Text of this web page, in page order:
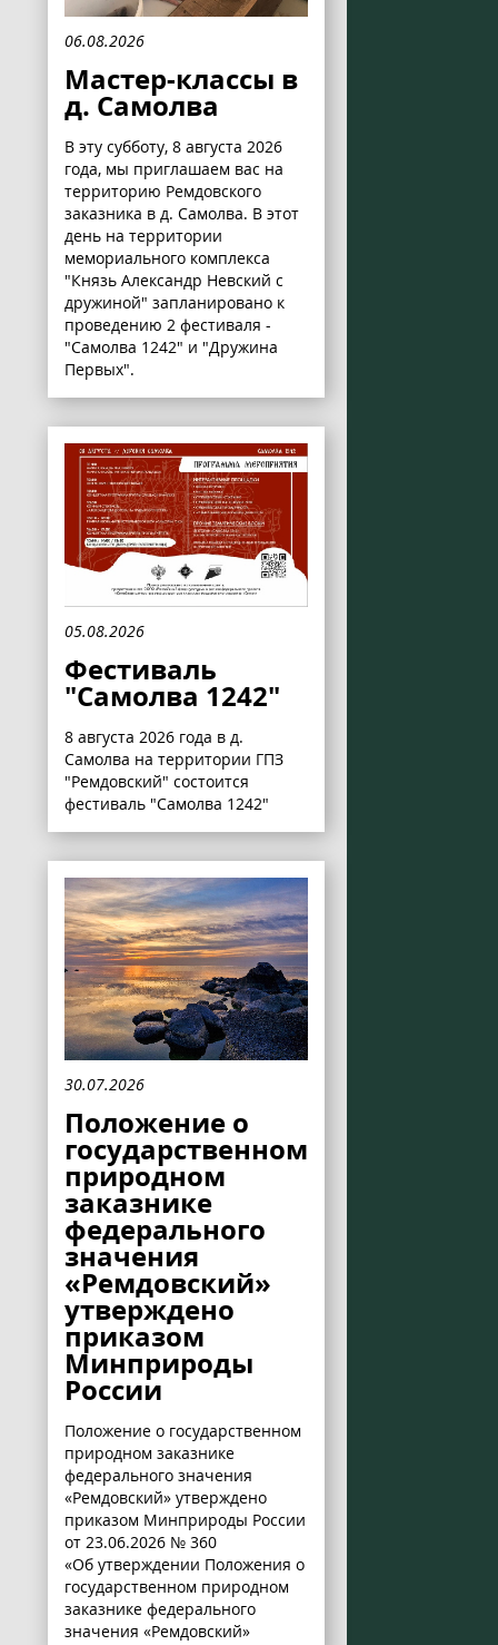
06.08.2026
Мастер-классы в
д. Самолва
В эту субботу, 8 августа 2026
года, мы приглашаем вас на
территорию Ремдовского
заказника в д. Самолва. В этот
день на территории
мемориального комплекса
"Князь Александр Невский с
дружиной" запланировано к
проведению 2 фестиваля -
"Самолва 1242" и "Дружина
Первых".
05.08.2026
Фестиваль
"Самолва 1242"
8 августа 2026 года в д.
Самолва на территории ГПЗ
"Ремдовский" состоится
фестиваль "Самолва 1242"
30.07.2026
Положение о
государственном
природном
заказнике
федерального
значения
«Ремдовский»
утверждено
приказом
Минприроды
России
Положение о государственном
природном заказнике
федерального значения
«Ремдовский» утверждено
приказом Минприроды России
от 23.06.2026 № 360
«Об утверждении Положения о
государственном природном
заказнике федерального
значения «Ремдовский»